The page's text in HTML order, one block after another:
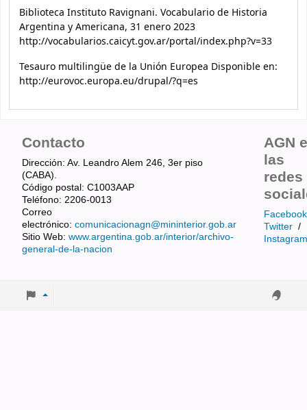
Biblioteca Instituto Ravignani. Vocabulario de Historia
Argentina y Americana, 31 enero 2023
http://vocabularios.caicyt.gov.ar/portal/index.php?v=33
Tesauro multilingüe de la Unión Europea Disponible en:
http://eurovoc.europa.eu/drupal/?q=es
Contacto
Dirección: Av. Leandro Alem 246, 3er piso
(CABA).
Código postal: C1003AAP
Teléfono: 2206-0013
Correo
electrónico: comunicacionagn@mininterior.gob.ar
Sitio Web: www.argentina.gob.ar/interior/archivo-
general-de-la-nacion
AGN
las
redes
Facebook
Twitter /
Instagram